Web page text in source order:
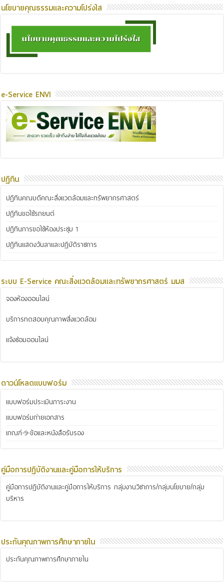
นโยบายคุณธรรมและความโปร่งใส
e-Service ENVI
ปฏิทิน
ปฏิทินคณบดีคณะสิ่งแวดล้อมและทรัพยากรศาสตร์
ปฏิทินขอใช้รถยนต์
ปฏิทินการขอใช้ห้องประชุม 1
ปฏิทินแสดงวันลาและปฏิบัติราชการ
ระบบ E-Service คณะสิ่งแวดล้อมและทรัพยากรศาสตร์ มมส
จองห้องออนไลน์
บริการทดสอบคุณภาพสิ่งแวดล้อม
แจ้งซ่อมออนไลน์
ดาวน์โหลดแบบฟอร์ม
แบบฟอร์มประเมินภาระงาน
แบบฟอร์มถ่ายเอกสาร
เกณฑ์-9-ข้อและหนังสือรับรอง
คู่มือการปฏิบัติงานและคู่มือการให้บริการ
คู่มือการปฏิบัติงานและคู่มือการให้บริการ กลุ่มงานวิชาการ/กลุ่มนโยบาย/กลุ่ม
บริหาร
ประกันคุณภาพการศึกษาภายใน
ประกันคุณภาพการศึกษาภายใน